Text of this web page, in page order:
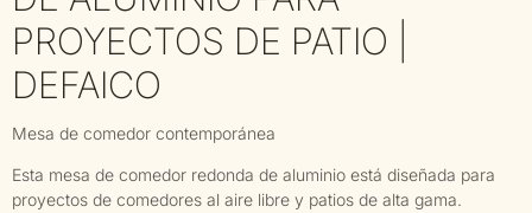
PROYECTOS DE PATIO |
DEFAICO
Mesa de comedor contemporánea
Esta mesa de comedor redonda de aluminio está diseñada para
proyectos de comedores al aire libre y patios de alta gama.